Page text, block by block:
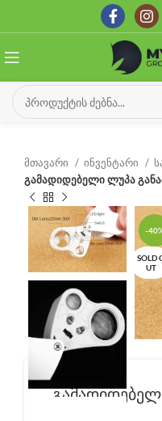
მთავარი ინვენტარი
გამადიდებელი ლუპა
-
SOLD
UT